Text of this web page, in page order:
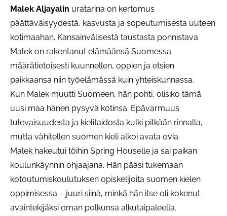
Malek Aljayalin uratarina on kertomus
päättäväisyydestä, kasvusta ja sopeutumisesta uuteen
kotimaahan. Kansainvälisestä taustasta ponnistava
Malek on rakentanut elämäänsä Suomessa
määrätietoisesti kuunnellen, oppien ja etsien
paikkaansa niin työelämässä kuin yhteiskunnassa.
Kun Malek muutti Suomeen, hän pohti, olisiko tämä
uusi maa hänen pysyvä kotinsa. Epävarmuus
tulevaisuudesta ja kielitaidosta kulki pitkään rinnalla,
mutta vähitellen suomen kieli alkoi avata ovia.
Malek hakeutui töihin Spring Houselle ja sai paikan
koulunkäynnin ohjaajana. Hän pääsi tukemaan
kotoutumiskoulutuksen opiskelijoita suomen kielen
oppimisessa – juuri siinä, minkä hän itse oli kokenut
avaintekijäksi oman polkunsa alkutaipaleella.